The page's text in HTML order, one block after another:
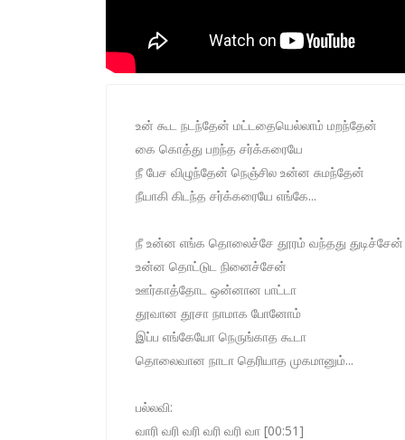
உன் கூட நடந்தேன் மட்டதையெல்லாம் மறந்தேன்
கை கொத்து பறந்த சர்க்கரையே
நீ பேச விழுந்தேன் நெஞ்சில உன்ன சுமந்தேன்
நீயாகி கிடந்த சர்க்கரையே எங்கே...
நீ உன்ன எங்க தொலைச்சே தூரம் வந்தது
உன்ன தொட்டுட நினைச்சேன்
ஊர்காத்தோட ஒன்னான பாட்டா
தூவான தூசா நாமாக போனோம்
இப்ப எங்கேயோ நெருங்காத கூடா
தொலைவான நாடா தெரியாத முகமானும்...
பல்லவி:
வாரி வரி வரி வரி வரி வா [00:51]